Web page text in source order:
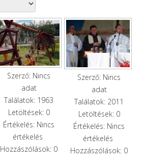
Szerző: Nincs
adat
Találatok: 1963
Letöltések: 0
Értékelés: Nincs
értékelés
Hozzászólások: 0
Szerző: Nincs
adat
Találatok: 2011
Letöltések: 0
Értékelés: Nincs
értékelés
Hozzászólások: 0